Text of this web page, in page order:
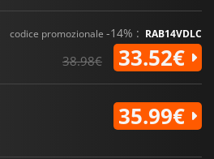
codice promozionale -14% : RAB14VDLC
38.98€ 33.52€
35.99€